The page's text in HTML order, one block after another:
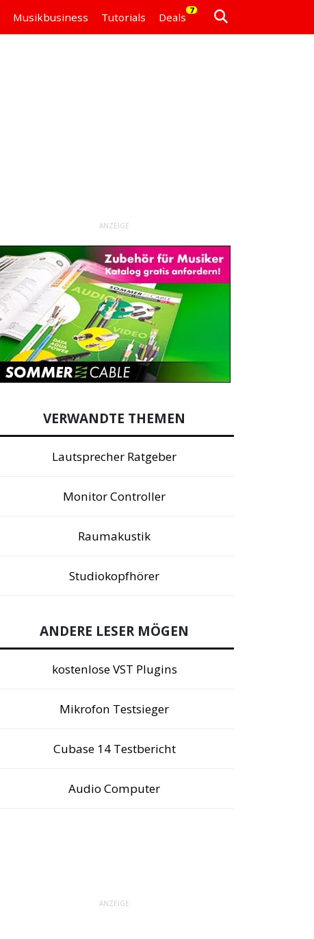
Musikbusiness Tutorials Deals
7
ANZEIGE
VERWANDTE THEMEN
Lautsprecher Ratgeber
Monitor Controller
Raumakustik
Studiokopfhörer
ANDERE LESER MÖGEN
kostenlose VST Plugins
Mikrofon Testsieger
Cubase 14 Testbericht
Audio Computer
ANZEIGE